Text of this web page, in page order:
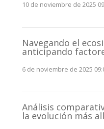
10 de noviembre de 2025
Navegando el
anticipando
6 de noviembre de 2025
Análisis
la evolución más